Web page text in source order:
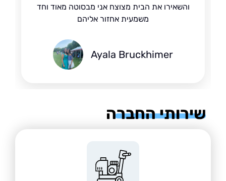
והשאירו את הבית מצוצח אני מבסוטה מאוד וחד
משמעית אחזור אליהם
Ayala Bruckhimer
החברה